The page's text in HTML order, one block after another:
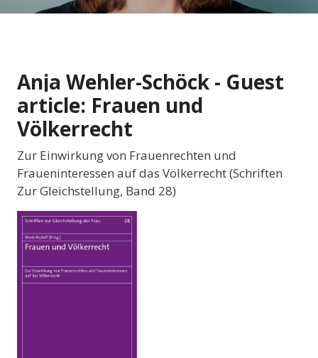
Anja Wehler-Schöck - Guest
article: Frauen und
Völkerrecht
Zur Einwirkung von Frauenrechten und
Fraueninteressen auf das Völkerrecht (Schriften
Zur Gleichstellung, Band 28)